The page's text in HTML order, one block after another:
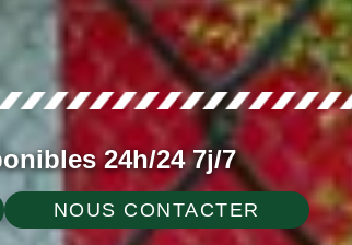
24h/24 7j/7
NOUS CONTACTER